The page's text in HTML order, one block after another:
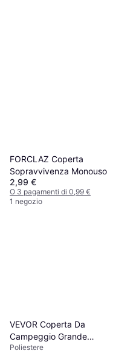
FORCLAZ Coperta
Sopravvivenza Monouso
2,99 €
O 3 pagamenti di 0,99 €
1 negozio
VEVOR Coperta Da
Campeggio Grande
Impermeabile
Poliestere